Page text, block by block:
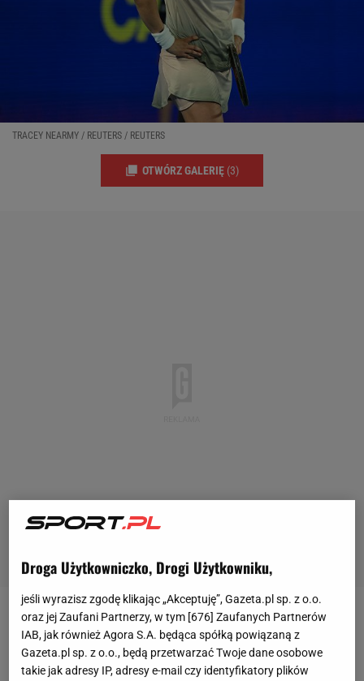
TRACEY NEARMY / REUTERS / REUTERS
OTWÓRZ GALERIĘ (3)
Ons Jabeur (6.WTA) nie będzie najlepiej wspominać
tegorocznego Australian Open. Choć w I rundzie
pokonała 6:3, 6:1 zadecydowanie niżej notowaną
Droga Użytkowniczko, Drogi Użytkowniku,
jeśli wyrazisz zgodę klikając „Akceptuję”, Gazeta.pl sp. z o.o.
oraz jej Zaufani Partnerzy, w tym [676] Zaufanych Partnerów
IAB, jak również Agora S.A. będąca spółką powiązaną z
Gazeta.pl sp. z o.o., będą przetwarzać Twoje dane osobowe
takie jak adresy IP, adresy e-mail czy identyfikatory plików